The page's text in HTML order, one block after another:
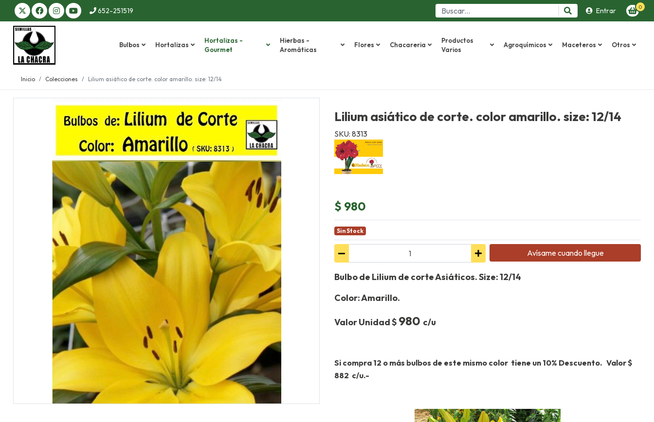
652-251519 Entrar 0
Bulbos Hortalizas
Hortalizas -
Gourmet
Hierbas -
Aromáticas
Flores Chacareria
Productos
Varios
Agroquímicos Maceteros Otros
Inicio Colecciones Lilium asiático de corte. color amarillo. size: 12/14
Lilium asiático de corte. color amarillo. size: 12/14
SKU: 8313
$ 980
Sin Stock
Avísame cuando llegue
Bulbo de Lilium de corte Asiáticos. Size: 12/14
Color: Amarillo.
Valor Unidad $ 980 c/u
Si compra 12 o más bulbos de este mismo color tiene un 10% Descuento. Valor $
882 c/u.-